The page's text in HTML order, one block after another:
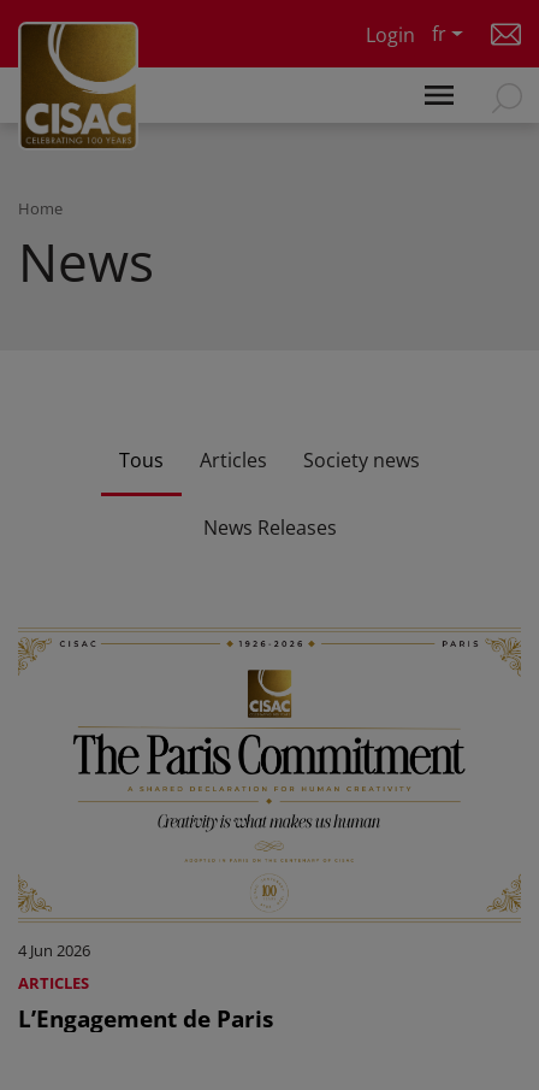
Login
fr
Home
News
Tous Articles Society news
News Releases
4 Jun 2026
ARTICLES
L’Engagement de Paris